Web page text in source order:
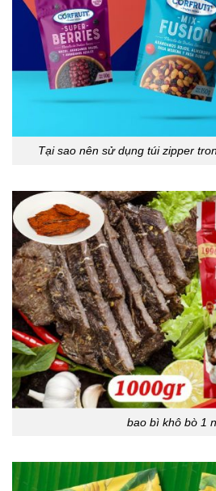
Tại sao nên sử dụng túi zipper
bao bì khô bò 1